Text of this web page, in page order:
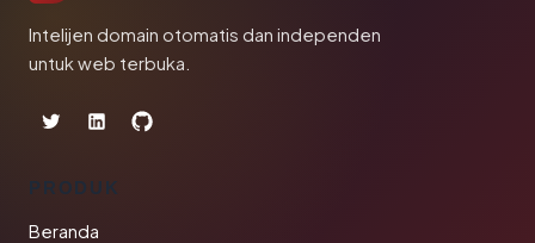
Intelijen domain otomatis dan independen
untuk web terbuka.
PRODUK
Beranda